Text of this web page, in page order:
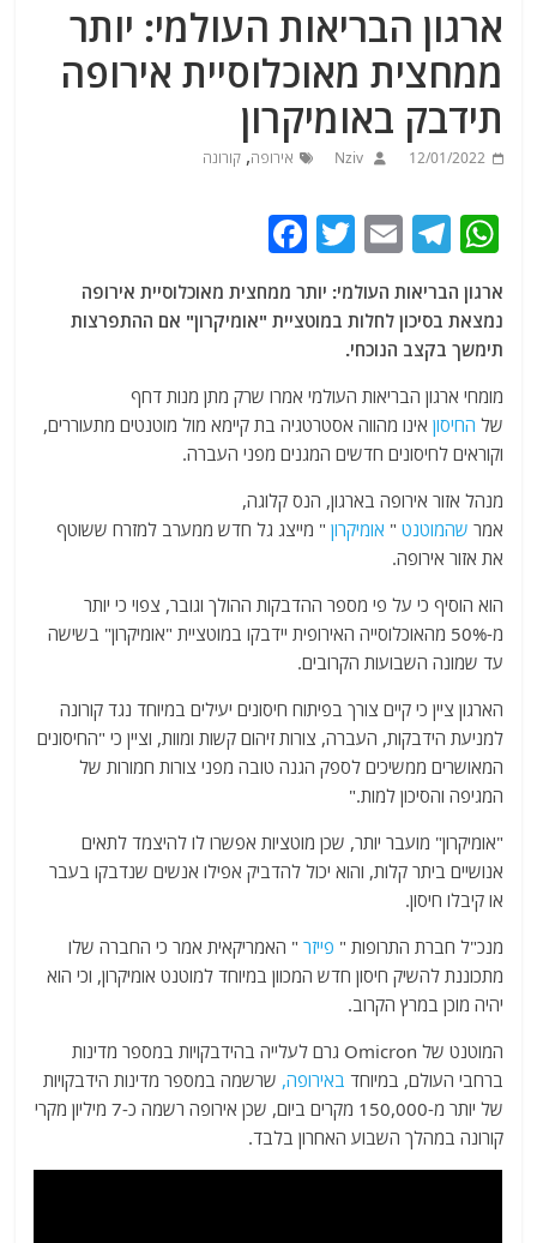
ארגון הבריאות העולמי: יותר
ממחצית מאוכלוסיית אירופה
תידבק באומיקרון
12/01/2022
Nziv אירופה,קורונה
W
at
s
A
p
p
T
e
g
ra
m
E
m
ai
l
T
itt
c
b
o
o
k
ארגון הבריאות העולמי: יותר ממחצית מאוכלוסיית אירופה
נמצאת בסיכון לחלות במוטציית "אומיקרון" אם ההתפרצות
תימשך בקצב הנוכחי.
מומחי ארגון הבריאות העולמי אמרו שרק מתן מנות דחף
של החיסון אינו מהווה אסטרטגיה בת קיימא מול מוטנטים מתעוררים,
וקוראים לחיסונים חדשים המגנים מפני העברה.
מנהל אזור אירופה בארגון, הנס קלוגה,
אמר שהמוטנט " אומיקרון " מייצג גל חדש ממערב למזרח ששוטף
את אזור אירופה.
הוא הוסיף כי על פי מספר ההדבקות ההולך וגובר, צפוי כי יותר
מ-50% מהאוכלוסייה האירופית יידבקו במוטציית "אומיקרון" בשישה
עד שמונה השבועות הקרובים.
הארגון ציין כי קיים צורך בפיתוח חיסונים יעילים במיוחד נגד קורונה
למניעת הידבקות, העברה, צורות זיהום קשות ומוות, וציין כי "החיסונים
המאושרים ממשיכים לספק הגנה טובה מפני צורות חמורות של
המגיפה והסיכון למות."
"אומיקרון" מועבר יותר, שכן מוטציות אפשרו לו להיצמד לתאים
אנושיים ביתר קלות, והוא יכול להדביק אפילו אנשים שנדבקו בעבר
או קיבלו חיסון.
מנכ"ל חברת התרופות " פייזר " האמריקאית אמר כי החברה שלו
מתכוננת להשיק חיסון חדש המכוון במיוחד למוטנט אומיקרון, וכי הוא
יהיה מוכן במרץ הקרוב.
המוטנט של Omicron גרם לעלייה בהידבקויות במספר מדינות
ברחבי העולם, במיוחד באירופה, שרשמה במספר מדינות הידבקויות
של יותר מ-150,000 מקרים ביום, שכן אירופה רשמה כ-7 מיליון מקרי
קורונה במהלך השבוע האחרון בלבד.